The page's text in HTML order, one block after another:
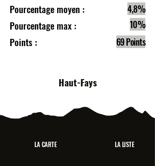
Pourcentage moyen :
Pourcentage max :
Points :
4,8%
10%
69 Points
Haut-Fays
LA CARTE LA LISTE